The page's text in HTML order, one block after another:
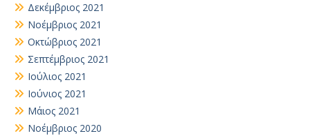
Δεκέμβριος 2021
Νοέμβριος 2021
Οκτώβριος 2021
Σεπτέμβριος 2021
Ιούλιος 2021
Ιούνιος 2021
Μάιος 2021
Νοέμβριος 2020